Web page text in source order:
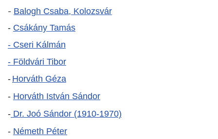
- Balogh Csaba, Kolozsvár
- Csákány Tamás
- Cseri Kálmán
- Földvári Tibor
- Horváth Géza
- Horváth István Sándor
- Dr. Joó Sándor (1910-1970)
- Németh Péter